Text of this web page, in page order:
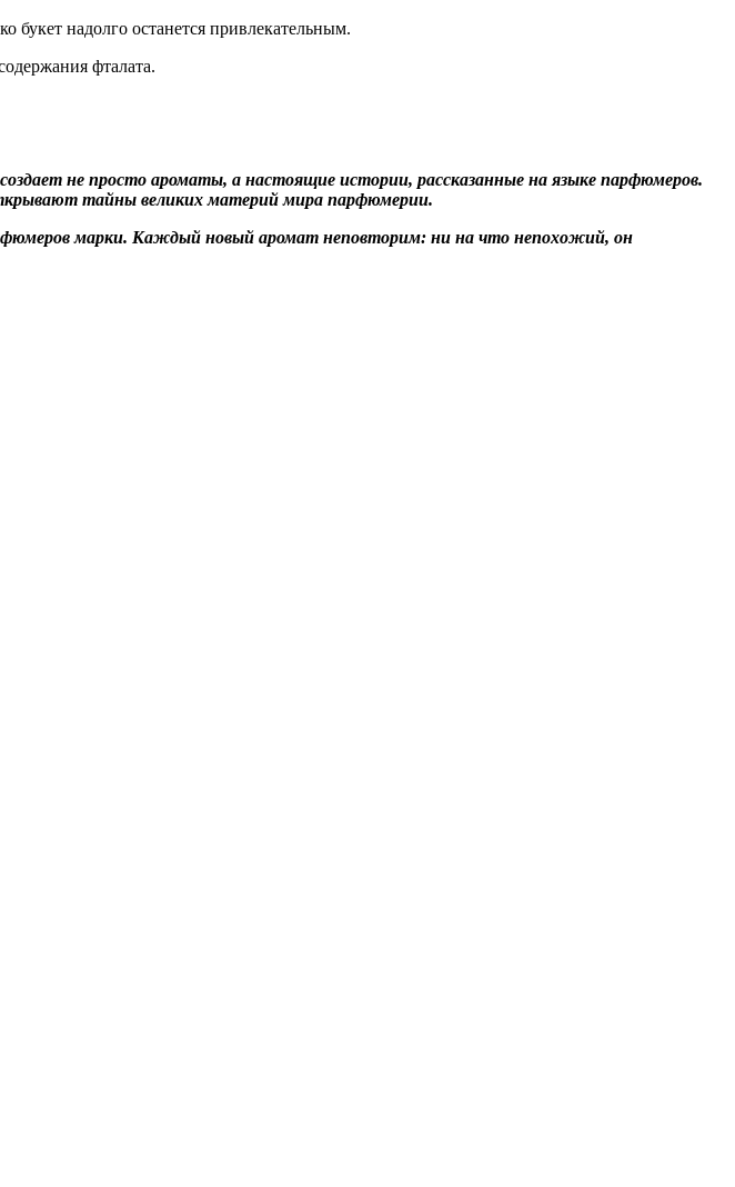
букет надолго останется привлекательным.
фталата.
не просто ароматы, а настоящие истории, рассказанные на языке парфюмеров.
тайны великих материй мира парфюмерии.
марки. Каждый новый аромат неповторим: ни на что непохожий, он